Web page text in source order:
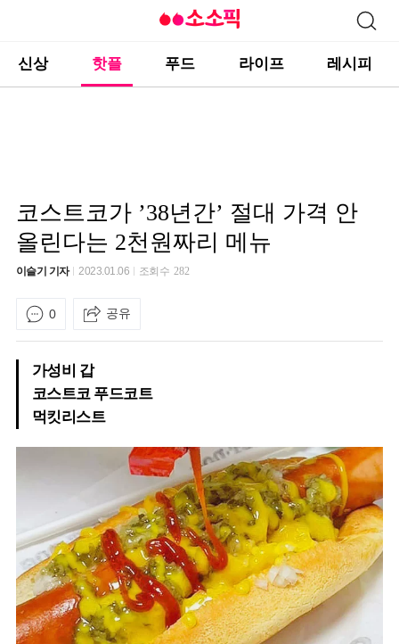
신상 핫플 푸드 라이프 레시피
코스트코가 ’38년간’ 절대 가격 안
올린다는 2천원짜리 메뉴
이슬기 기자 2023.01.06 조회수282
0 공유
가성비 갑
코스트코 푸드코트
먹킷리스트